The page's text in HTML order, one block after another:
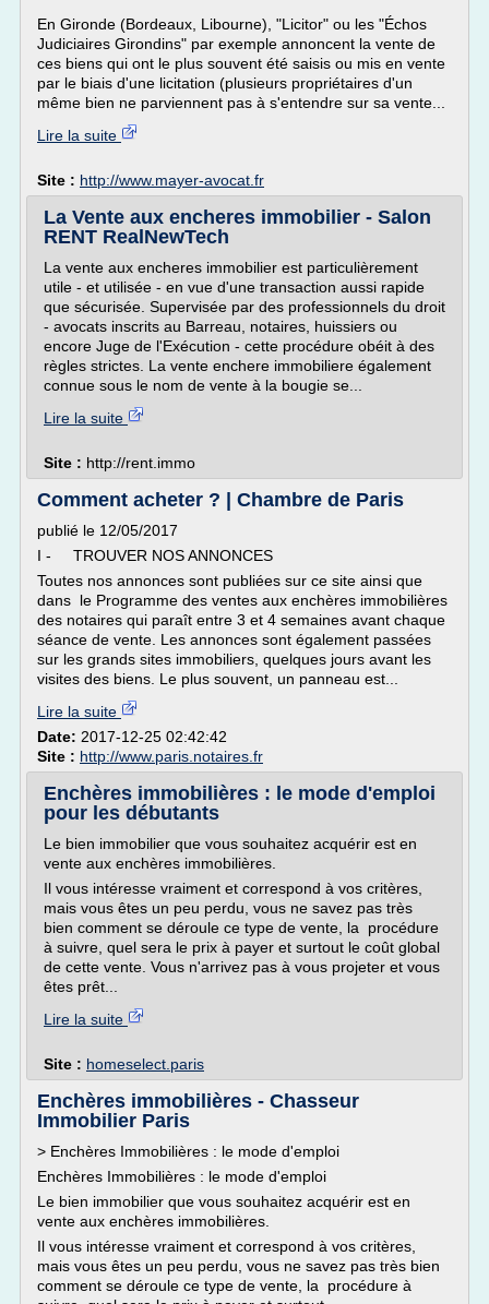
En Gironde (Bordeaux, Libourne), "Licitor" ou les "Échos
Judiciaires Girondins" par exemple annoncent la vente de
ces biens qui ont le plus souvent été saisis ou mis en vente
par le biais d'une licitation (plusieurs propriétaires d'un
même bien ne parviennent pas à s'entendre sur sa vente...
Lire la suite
Site : http://www.mayer-avocat.fr
La Vente aux encheres immobilier - Salon
RENT RealNewTech
La vente aux encheres immobilier est particulièrement
utile - et utilisée - en vue d'une transaction aussi rapide
que sécurisée. Supervisée par des professionnels du droit
- avocats inscrits au Barreau, notaires, huissiers ou
encore Juge de l'Exécution - cette procédure obéit à des
règles strictes. La vente enchere immobiliere également
connue sous le nom de vente à la bougie se...
Lire la suite
Site : http://rent.immo
Comment acheter ? | Chambre de Paris
publié le 12/05/2017
I - TROUVER NOS ANNONCES
Toutes nos annonces sont publiées sur ce site ainsi que
dans le Programme des ventes aux enchères immobilières
des notaires qui paraît entre 3 et 4 semaines avant chaque
séance de vente. Les annonces sont également passées
sur les grands sites immobiliers, quelques jours avant les
visites des biens. Le plus souvent, un panneau est...
Lire la suite
Date: 2017-12-25 02:42:42
Site : http://www.paris.notaires.fr
Enchères immobilières : le mode d'emploi
pour les débutants
Le bien immobilier que vous souhaitez acquérir est en
vente aux enchères immobilières.
Il vous intéresse vraiment et correspond à vos critères,
mais vous êtes un peu perdu, vous ne savez pas très
bien comment se déroule ce type de vente, la procédure
à suivre, quel sera le prix à payer et surtout le coût global
de cette vente. Vous n'arrivez pas à vous projeter et vous
êtes prêt...
Lire la suite
Site : homeselect.paris
Enchères immobilières - Chasseur
Immobilier Paris
> Enchères Immobilières : le mode d'emploi
Enchères Immobilières : le mode d'emploi
Le bien immobilier que vous souhaitez acquérir est en
vente aux enchères immobilières.
Il vous intéresse vraiment et correspond à vos critères,
mais vous êtes un peu perdu, vous ne savez pas très bien
comment se déroule ce type de vente, la procédure à